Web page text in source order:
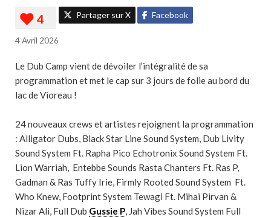
Partager sur X Facebook
4 Avril 2026
Le Dub Camp vient de dévoiler l’intégralité de sa
programmation et met le cap sur 3 jours de folie au bord du
lac de Vioreau !
24 nouveaux crews et artistes rejoignent la programmation
: Alligator Dubs, Black Star Line Sound System, Dub Livity
Sound System Ft. Rapha Pico Echotronix Sound System Ft.
Lion Warriah, Entebbe Sounds Rasta Chanters Ft. Ras P,
Gadman & Ras Tuffy Irie, Firmly Rooted Sound System Ft.
Who Knew, Footprint System Tewagi Ft. Mihai Pirvan &
Nizar Ali, Full Dub Gussie P, Jah Vibes Sound System Full